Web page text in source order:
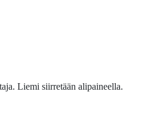
Liemi siirretään alipaineella.